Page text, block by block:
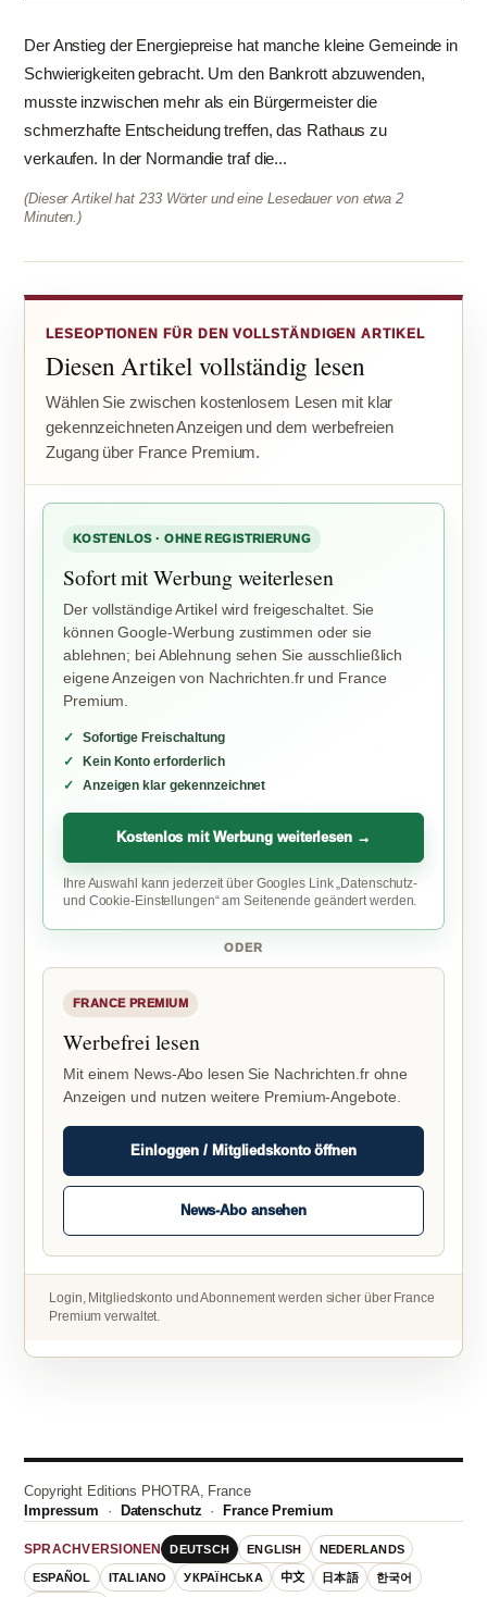
Der Anstieg der Energiepreise hat manche kleine Gemeinde in
Schwierigkeiten gebracht. Um den Bankrott abzuwenden,
musste inzwischen mehr als ein Bürgermeister die
schmerzhafte Entscheidung treffen, das Rathaus zu
verkaufen. In der Normandie traf die...
(Dieser Artikel hat 233 Wörter und eine Lesedauer von etwa 2
Minuten.)
LESEOPTIONEN FÜR DEN VOLLSTÄNDIGEN ARTIKEL
Diesen Artikel vollständig lesen
Wählen Sie zwischen kostenlosem Lesen mit klar
gekennzeichneten Anzeigen und dem werbefreien
Zugang über France Premium.
KOSTENLOS · OHNE REGISTRIERUNG
Sofort mit Werbung weiterlesen
Der vollständige Artikel wird freigeschaltet. Sie
können Google-Werbung zustimmen oder sie
ablehnen; bei Ablehnung sehen Sie ausschließlich
eigene Anzeigen von Nachrichten.fr und France
Premium.
Sofortige Freischaltung
Kein Konto erforderlich
Anzeigen klar gekennzeichnet
Kostenlos mit Werbung weiterlesen →
Ihre Auswahl kann jederzeit über Googles Link „Datenschutz-
und Cookie-Einstellungen“ am Seitenende geändert werden.
ODER
FRANCE PREMIUM
Werbefrei lesen
Mit einem News-Abo lesen Sie Nachrichten.fr ohne
Anzeigen und nutzen weitere Premium-Angebote.
Einloggen / Mitgliedskonto öffnen
News-Abo ansehen
Login, Mitgliedskonto und Abonnement werden sicher über France
Premium verwaltet.
Copyright Editions PHOTRA, France
Impressum · Datenschutz · France Premium
SPRACHVERSIONEN DEUTSCH ENGLISH NEDERLANDS
ESPAÑOL ITALIANO УКРАЇНСЬКА 中文 日本語 한국어